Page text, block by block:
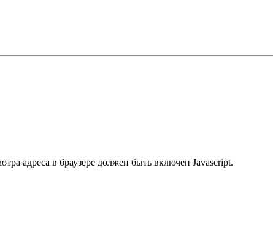
адреса в браузере должен быть включен Javascript.